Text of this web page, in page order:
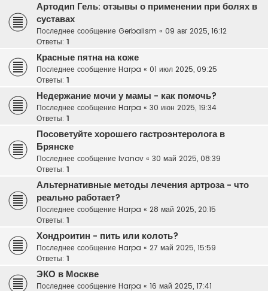
Артодип Гель: отзывы о применении при болях в
суставах
Последнее сообщение Gerbalism « 09 авг 2025, 16:12
Ответы: 1
Красные пятна на коже
Последнее сообщение Harpa « 01 июл 2025, 09:25
Ответы: 1
Недержание мочи у мамы - как помочь?
Последнее сообщение Harpa « 30 июн 2025, 19:34
Ответы: 1
Посоветуйте хорошего гастроэнтеролога в
Брянске
Последнее сообщение Ivanov « 30 май 2025, 08:39
Ответы: 1
Альтернативные методы лечения артроза - что
реально работает?
Последнее сообщение Harpa « 28 май 2025, 20:15
Ответы: 1
Хондроитин - пить или колоть?
Последнее сообщение Harpa « 27 май 2025, 15:59
Ответы: 1
ЭКО в Москве
Последнее сообщение Harpa « 16 май 2025, 17:41